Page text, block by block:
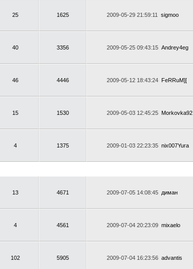
25
1625 2009-05-29 21:59:11 sigmoo
40
3356 2009-05-25 09:43:15 Andrey4eg
46 4446 2009-05-12 18:43:24 FeRRuM][
15
1530 2009-05-03 12:45:25 Morkovka92
4
1375 2009-01-03 22:23:35 nix007Yura
13
4671 2009-07-05 14:08:45 диман
4
4561 2009-07-04 20:23:09 mixaelo
102
5905 2009-07-04 16:23:56 advantis